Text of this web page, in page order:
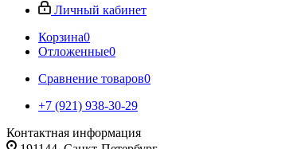
Личный кабинет
Корзина0
Отложенные0
Сравнение товаров0
+7 (921) 938-30-29
Контактная информация